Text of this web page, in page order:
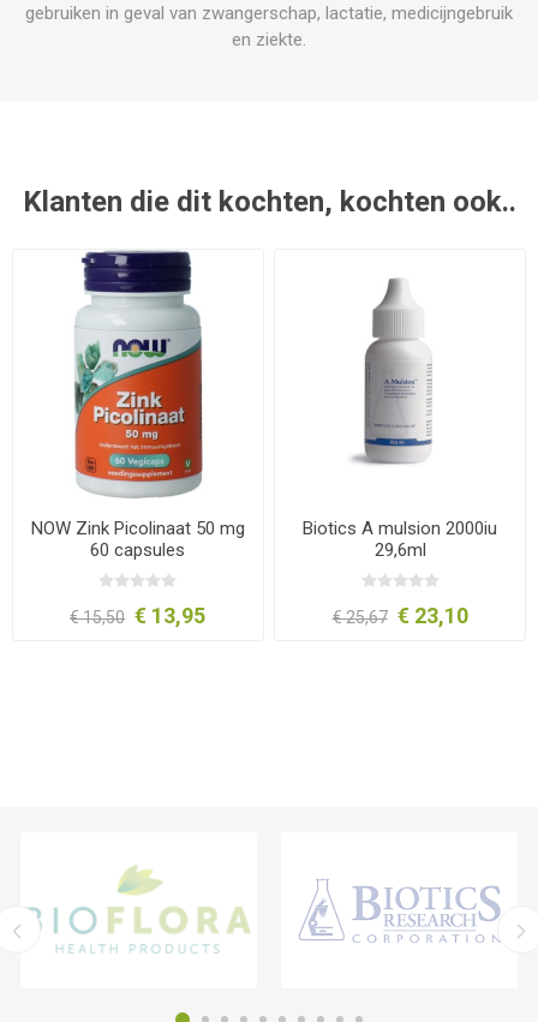
gebruiken in geval van zwangerschap, lactatie, medicijngebruik
en ziekte.
Klanten die dit kochten, kochten ook..
NOW Zink Picolinaat 50 mg
60 capsules
€ 15,50 € 13,95
Biotics A mulsion 2000iu
29,6ml
€ 25,67 € 23,10